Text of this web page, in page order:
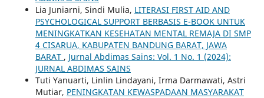
Lia Juniarni, Sindi Mulia, LITERASI FIRST AID AND
PSYCHOLOGICAL SUPPORT BERBASIS E-BOOK UNTUK
MENINGKATKAN KESEHATAN MENTAL REMAJA DI SMP
4 CISARUA, KABUPATEN BANDUNG BARAT, JAWA
BARAT , Jurnal Abdimas Sains: Vol. 1 No. 1 (2024):
JURNAL ABDIMAS SAINS
Tuti Yanuarti, Linlin Lindayani, Irma Darmawati, Astri
Mutiar, PENINGKATAN KEWASPADAAN MASYARAKAT